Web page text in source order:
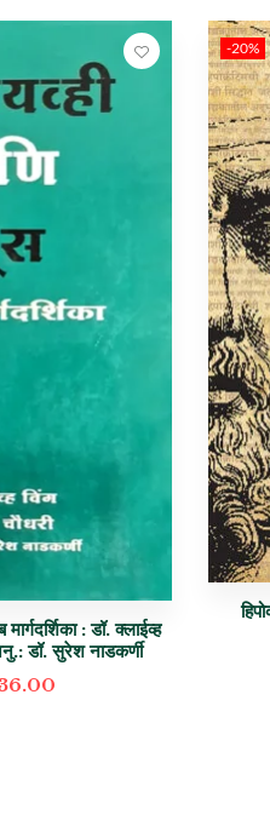
: डॉ. क्लाईव्ह
डॉ. सुरेश नाडकर्णी
-20%